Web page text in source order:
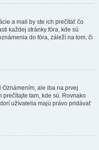
a mali by ste ich prečítať čo
každej stránky fóra, kde sú
do fóra, záleží na tom, či
ale iba na prvej
prečítajte tam, kde sú. Rovnako
užívatelia majú právo pridávať